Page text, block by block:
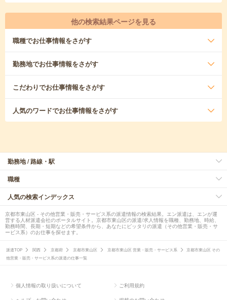
他の検索結果ページを見る
職種でお仕事情報をさがす
勤務地でお仕事情報をさがす
こだわりでお仕事情報をさがす
人気のワードでお仕事情報をさがす
勤務地 / 路線・駅
職種
人気の検索インデックス
京都市東山区 - その他営業・販売・サービス系の派遣情報の検索結果。エン派遣は、エンが運
営する人材派遣会社のポータルサイト。京都市東山区の派遣/求人情報を職種、勤務地、時給、
勤務時間、長期・短期などの希望条件から、あなたにピッタリの派遣（その他営業・販売・サ
ービス系）のお仕事を探せます。
派遣TOP 関西 京都府 京都市東山区 京都市東山区 営業・販売・サービス系
京都市東山区 その
他営業・販売・サービス系の派遣の仕事一覧
個人情報の取り扱いについて ご利用規約